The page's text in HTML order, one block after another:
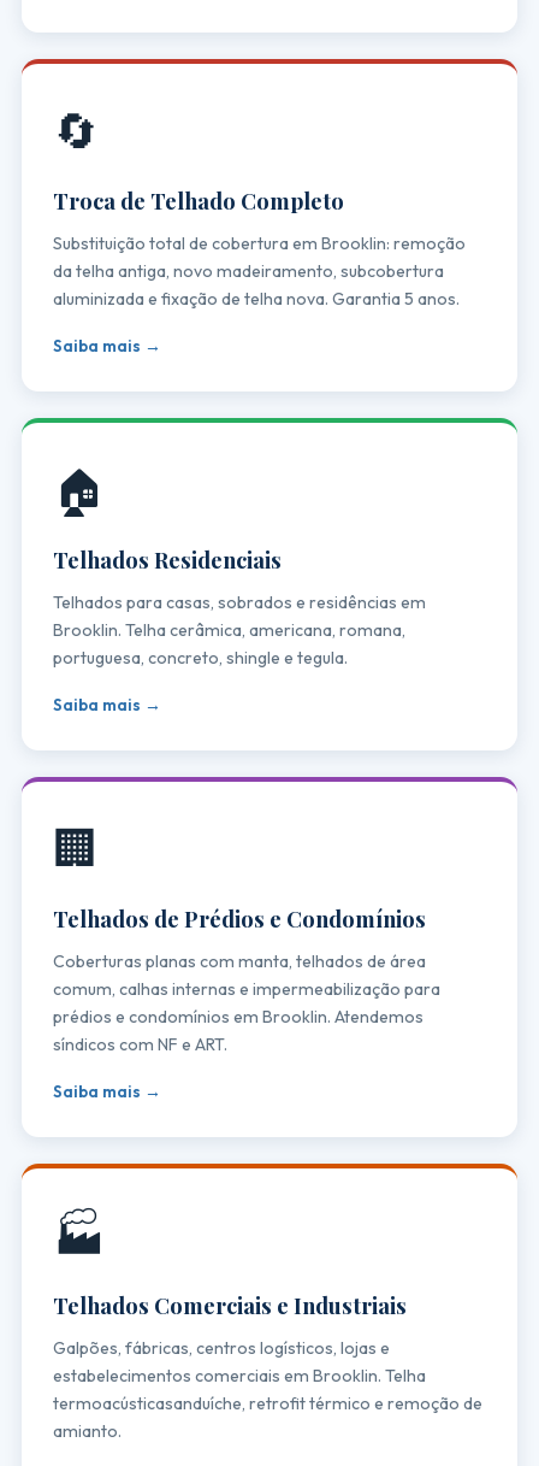
🔄
Troca de Telhado Completo
Substituição total de cobertura em Brooklin: remoção
da telha antiga, novo madeiramento, subcobertura
aluminizada e fixação de telha nova. Garantia 5 anos.
Saiba mais →
🏠
Telhados Residenciais
Telhados para casas, sobrados e residências em
Brooklin. Telha cerâmica, americana, romana,
portuguesa, concreto, shingle e tegula.
Saiba mais →
🏢
Telhados de Prédios e Condomínios
Coberturas planas com manta, telhados de área
comum, calhas internas e impermeabilização para
prédios e condomínios em Brooklin. Atendemos
síndicos com NF e ART.
Saiba mais →
🏭
Telhados Comerciais e Industriais
Galpões, fábricas, centros logísticos, lojas e
estabelecimentos comerciais em Brooklin. Telha
termoacústicasanduíche, retrofit térmico e remoção de
amianto.